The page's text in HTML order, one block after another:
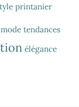
printanier
tendances
élégance